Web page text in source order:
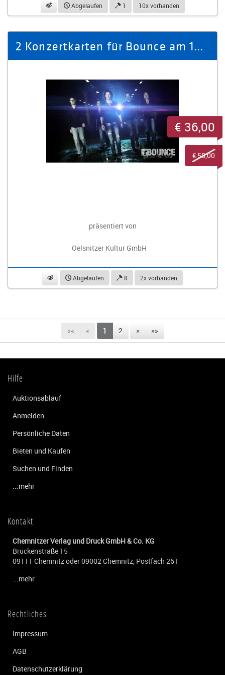
beobachtenAbgelaufen 1 10x vorhanden
2 Konzertkarten für Bounce am 14.08.2026 auf Schloss Voigtsberg
präsentiert von
Oelsnitzer Kultur GmbH
beobachtenAbgelaufen 8 2x vorhanden
€ 36,00
€ 58,00
«« « 1 2 » »»
Hilfe
Auktionsablauf
Anmelden
Persönliche Daten
Bieten und Kaufen
Suchen und Finden
...mehr
Kontakt
Chemnitzer Verlag und Druck GmbH & Co. KG
Brückenstraße 15
09111 Chemnitz oder 09002 Chemnitz, Postfach 261
...mehr
Rechtliches
Impressum
AGB
Datenschutzerklärung